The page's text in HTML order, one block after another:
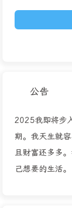
公告
2025我即将步
期。我天生就
且财富还多多
己想要的生活。